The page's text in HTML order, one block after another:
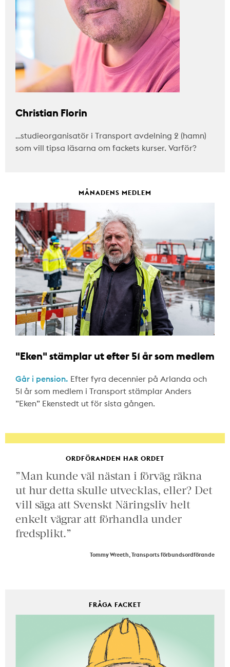
Christian Florin
…studieorganisatör i Transport avdelning 2 (hamn)
som vill tipsa läsarna om fackets kurser. Varför?
MÅNADENS MEDLEM
"Eken" stämplar ut efter 51 år som medlem
Går i pension. Efter fyra decennier på Arlanda och
51 år som medlem i Transport stämplar Anders
”Eken” Ekenstedt ut för sista gången.
ORDFÖRANDEN HAR ORDET
”Man kunde väl nästan i förväg räkna
ut hur detta skulle utvecklas, eller? Det
vill säga att Svenskt Näringsliv helt
enkelt vägrar att förhandla under
fredsplikt.”
Tommy Wreeth, Transports förbundsordförande
FRÅGA FACKET